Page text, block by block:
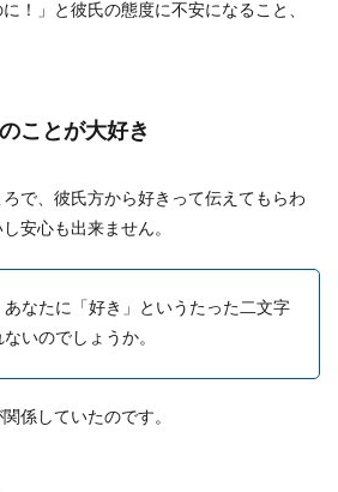
い寂しいときの対処方法
しグループができるのも珍しくありません。 男女
仲良...
！」と彼氏の態度に不安になること、
ことが大好き
で、彼氏方から好きって伝えてもらわ
安心も出来ません。
あなたに「好き」というたった二文字
いのでしょうか。
係していたのです。